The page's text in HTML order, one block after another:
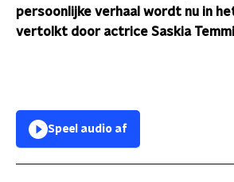
persoonlijke verhaal wordt nu in
vertolkt door actrice Saskia
Speel audio af